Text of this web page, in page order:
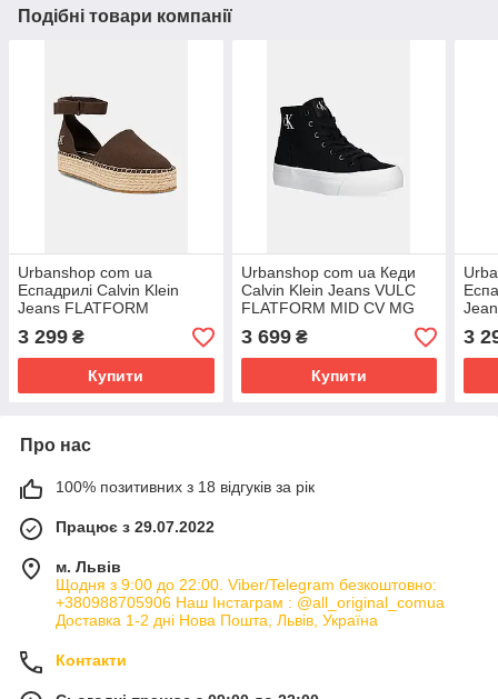
Подібні товари компанії
Urbanshop com ua
Еспадрилі Calvin Klein
Jeans FLATFORM
ESPADRILLE SLING MG
колір коричневий на
платформі
3 299 ₴
Купити
Urbanshop com ua Кеди
Calvin Klein Jeans VULC
FLATFORM MID CV MG
жіночі колір чорний
YW0YW01764 РОЗМІРИ
3 699₴
Купити
3
Про нас
100% позитивних з 18 відгуків за рік
Працює з 29.07.2022
м. Львів
Щодня з 9:00 до 22:00. Viber/Telegram безкоштовно:
+380988705906 Наш Інстаграм : @all_original_comua
Доставка 1-2 дні Нова Пошта, Львів, Україна
Контакти